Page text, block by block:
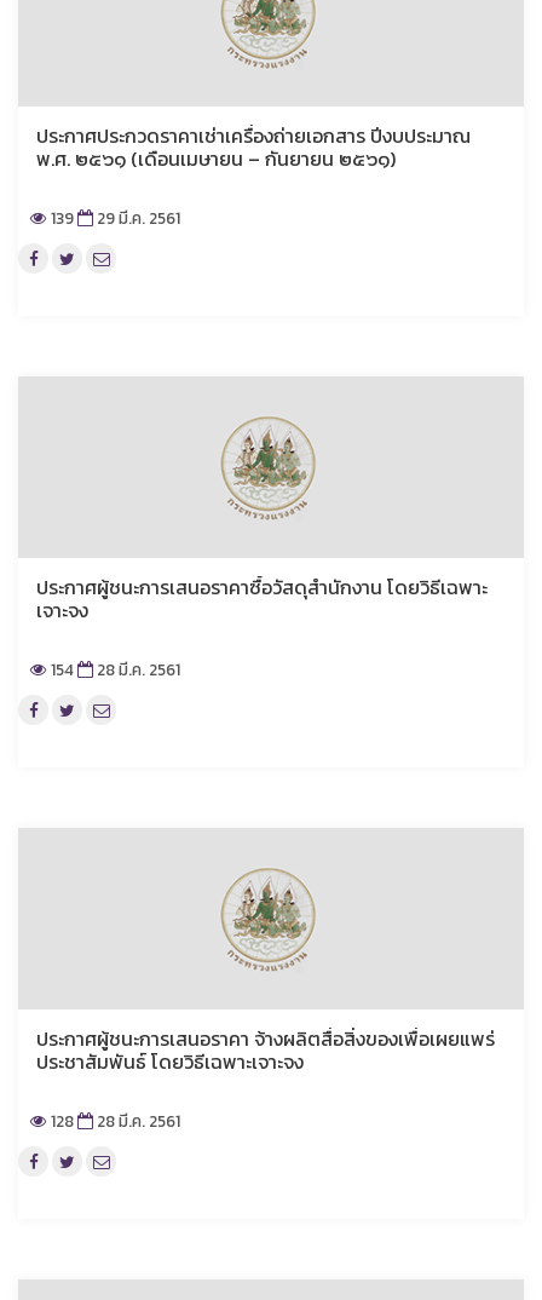
ประกาศประกวดราคาเช่าเครื่องถ่ายเอกสาร ปีงบประมาณ
พ.ศ. ๒๕๖๑ (เดือนเมษายน – กันยายน ๒๕๖๑)
139 29 มี.ค. 2561
ประกาศผู้ชนะการเสนอราคาซื้อวัสดุสำนักงาน โดยวิธีเฉพาะ
เจาะจง
154 28 มี.ค. 2561
ประกาศผู้ชนะการเสนอราคา จ้างผลิตสื่อสิ่งของเพื่อเผยแพร่
ประชาสัมพันธ์ โดยวิธีเฉพาะเจาะจง
128 28 มี.ค. 2561